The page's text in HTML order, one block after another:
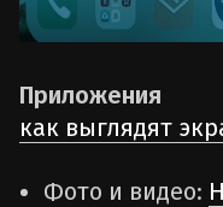
Приложения
как выглядят
Фото и видео: